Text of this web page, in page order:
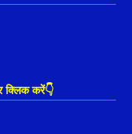
क्लिक करें👇